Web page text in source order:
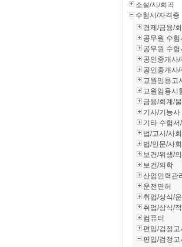
소설/시/희곡
수험서/자격증
경제/금융/
공무원 수험
공무원 수험
공인중개사
공인중개사
교원임용고시
교원임용시
금융/회계/
기사/기능사
기타 수험서
법/고시/사회
법/인문/사회
보건/위생/
보건/의학
산업인력관
운전면허
취업/상식/
취업/상식/
컴퓨터
편입/검정고
편입/검정